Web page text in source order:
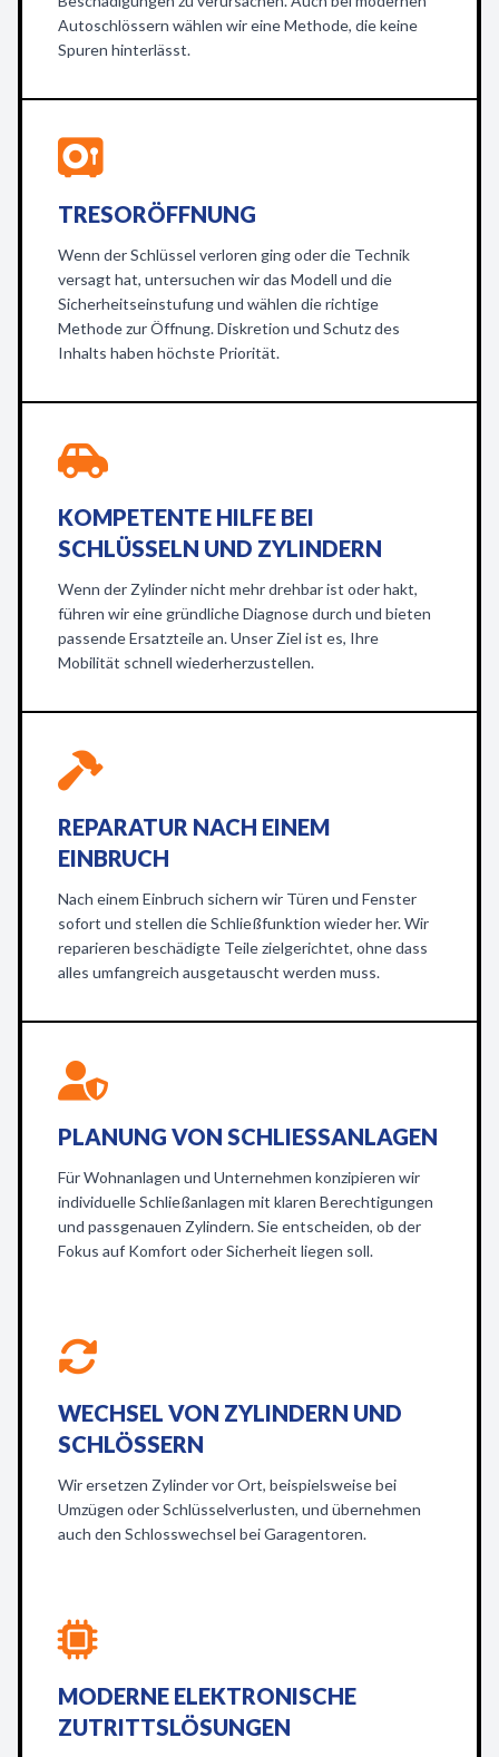
Autoschlössern wählen wir eine Methode, die keine
Spuren hinterlässt.
TRESORÖFFNUNG
Wenn der Schlüssel verloren ging oder die Technik
versagt hat, untersuchen wir das Modell und die
Sicherheitseinstufung und wählen die richtige
Methode zur Öffnung. Diskretion und Schutz des
Inhalts haben höchste Priorität.
KOMPETENTE HILFE BEI
SCHLÜSSELN UND ZYLINDERN
Wenn der Zylinder nicht mehr drehbar ist oder hakt,
führen wir eine gründliche Diagnose durch und bieten
passende Ersatzteile an. Unser Ziel ist es, Ihre
Mobilität schnell wiederherzustellen.
REPARATUR NACH EINEM
EINBRUCH
Nach einem Einbruch sichern wir Türen und Fenster
sofort und stellen die Schließfunktion wieder her. Wir
reparieren beschädigte Teile zielgerichtet, ohne dass
alles umfangreich ausgetauscht werden muss.
PLANUNG VON SCHLIESSANLAGEN
Für Wohnanlagen und Unternehmen konzipieren wir
individuelle Schließanlagen mit klaren Berechtigungen
und passgenauen Zylindern. Sie entscheiden, ob der
Fokus auf Komfort oder Sicherheit liegen soll.
WECHSEL VON ZYLINDERN UND
SCHLÖSSERN
Wir ersetzen Zylinder vor Ort, beispielsweise bei
Umzügen oder Schlüsselverlusten, und übernehmen
auch den Schlosswechsel bei Garagentoren.
MODERNE ELEKTRONISCHE
ZUTRITTSLÖSUNGEN